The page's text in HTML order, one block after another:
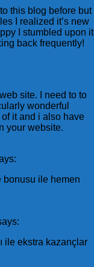
this blog before but
I realized it’s new
I stumbled upon it
back frequently!
site. I need to to
wonderful
it and i also have
your website.
bonusu ile hemen
ile ekstra kazançlar